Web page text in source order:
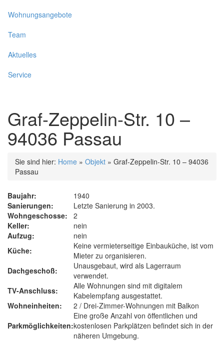
Wohnungsangebote
Team
Aktuelles
Service
Graf-Zeppelin-Str. 10 –
94036 Passau
Sie sind hier: Home » Objekt » Graf-Zeppelin-Str. 10 – 94036
Passau
Baujahr:
1940
Sanierungen:
Letzte Sanierung in 2003.
Wohngeschosse:
2
Keller:
nein
Aufzug:
nein
Küche:
Keine vermieterseitige Einbauküche, ist vom
Mieter zu organisieren.
Dachgeschoß:
Unausgebaut, wird als Lagerraum
verwendet.
TV-Anschluss:
Alle Wohnungen sind mit digitalem
Kabelempfang ausgestattet.
Wohneinheiten:
2 / Drei-Zimmer-Wohnungen mit Balkon
Parkmöglichkeiten:
Eine große Anzahl von öffentlichen und
kostenlosen Parkplätzen befindet sich in der
näheren Umgebung.